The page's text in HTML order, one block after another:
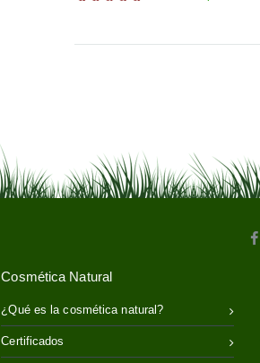
Cosmética Natural
¿Qué es la cosmética natural?
Certificados